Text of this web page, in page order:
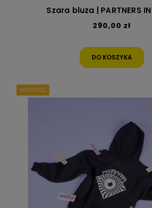
Szara bluza | PARTNERS IN
290,00 zł
DO KOSZYKA
NOWOŚĆ